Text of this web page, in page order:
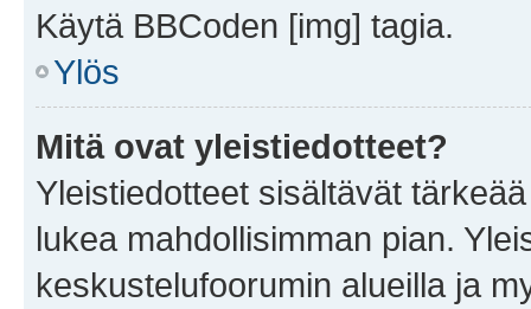
Käytä BBCoden [img] tagia.
Ylös
Mitä ovat yleistiedotteet?
Yleistiedotteet sisältävät
lukea mahdollisimman pian.
keskustelufoorumin alueilla ja